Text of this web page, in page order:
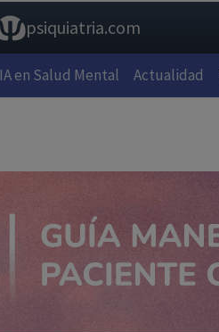
psiquiatria.com
IA en Salud Mental Actualidad